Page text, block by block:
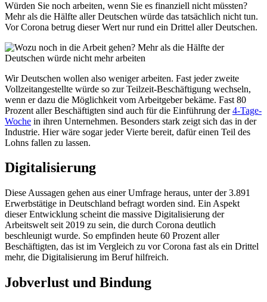
Würden Sie noch arbeiten, wenn Sie es finanziell nicht müssten?
Mehr als die Hälfte aller Deutschen würde das tatsächlich nicht tun.
Vor Corona betrug dieser Wert nur rund ein Drittel aller Deutschen.
Wir Deutschen wollen also weniger arbeiten. Fast jeder zweite
Vollzeitangestellte würde so zur Teilzeit-Beschäftigung wechseln,
wenn er dazu die Möglichkeit vom Arbeitgeber bekäme. Fast 80
Prozent aller Beschäftigten sind auch für die Einführung der4-Tage-
Woche in ihren Unternehmen. Besonders stark zeigt sich das in der
Industrie. Hier wäre sogar jeder Vierte bereit, dafür einen Teil des
Lohns fallen zu lassen.
Digitalisierung
Diese Aussagen gehen aus einer Umfrage heraus, unter der 3.891
Erwerbstätige in Deutschland befragt worden sind. Ein Aspekt
dieser Entwicklung scheint die massive Digitalisierung der
Arbeitswelt seit 2019 zu sein, die durch Corona deutlich
beschleunigt wurde. So empfinden heute 60 Prozent aller
Beschäftigten, das ist im Vergleich zu vor Corona fast als ein Drittel
mehr, die Digitalisierung im Beruf hilfreich.
Jobverlust und Bindung